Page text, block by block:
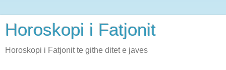
Horoskopi i Fatjonit
Horoskopi i Fatjonit te githe ditet e javes